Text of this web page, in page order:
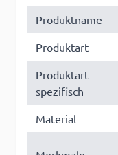
Produktname
Produktart
Produktart
spezifisch
Material